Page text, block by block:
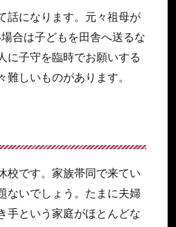
話になります。元々祖母が
合は子どもを田舎へ送るな
に子守を臨時でお願いする
しいものがあります。
校です。家族帯同で来てい
ないでしょう。たまに夫婦
手という家庭がほとんどな